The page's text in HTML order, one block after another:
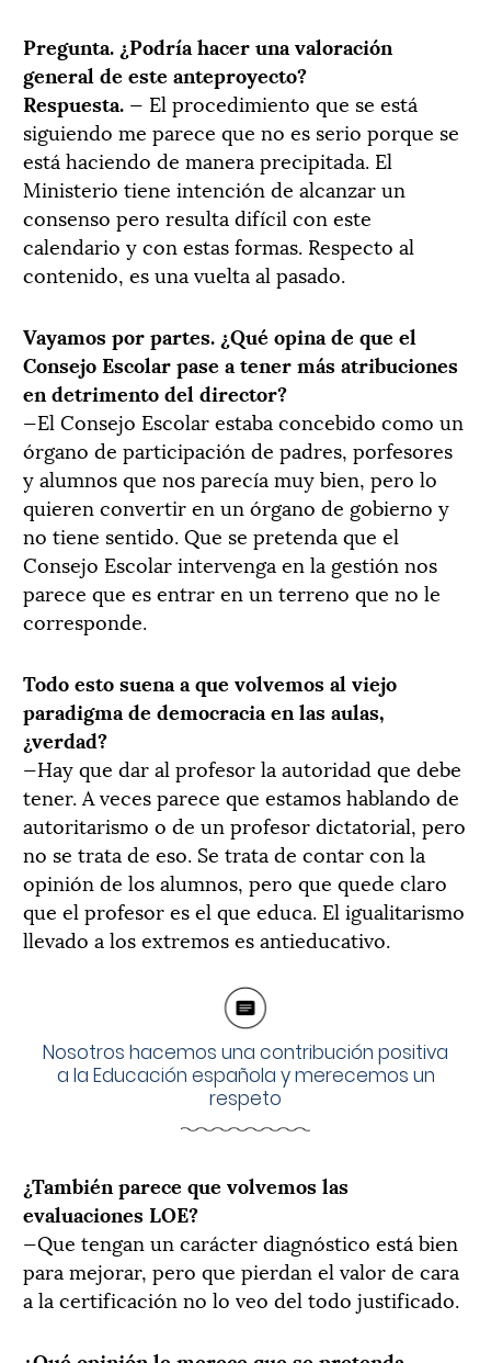
Pregunta. ¿Podría hacer una valoración
general de este anteproyecto?
Respuesta. — El procedimiento que se está
siguiendo me parece que no es serio porque se
está haciendo de manera precipitada. El
Ministerio tiene intención de alcanzar un
consenso pero resulta difícil con este
calendario y con estas formas. Respecto al
contenido, es una vuelta al pasado.
Vayamos por partes. ¿Qué opina de que el
Consejo Escolar pase a tener más atribuciones
en detrimento del director?
—El Consejo Escolar estaba concebido como un
órgano de participación de padres, porfesores
y alumnos que nos parecía muy bien, pero lo
quieren convertir en un órgano de gobierno y
no tiene sentido. Que se pretenda que el
Consejo Escolar intervenga en la gestión nos
parece que es entrar en un terreno que no le
corresponde.
Todo esto suena a que volvemos al viejo
paradigma de democracia en las aulas,
¿verdad?
—Hay que dar al profesor la autoridad que debe
tener. A veces parece que estamos hablando de
autoritarismo o de un profesor dictatorial, pero
no se trata de eso. Se trata de contar con la
opinión de los alumnos, pero que quede claro
que el profesor es el que educa. El igualitarismo
llevado a los extremos es antieducativo.
Nosotros hacemos una contribución positiva
a la Educación española y merecemos un
respeto
¿También parece que volvemos las
evaluaciones LOE?
—Que tengan un carácter diagnóstico está bien
para mejorar, pero que pierdan el valor de cara
a la certificación no lo veo del todo justificado.